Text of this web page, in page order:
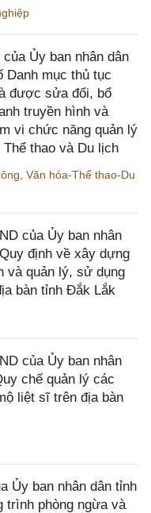
Ủy ban nhân dân
Danh mục thủ tục
được sửa đổi, bổ
truyền hình và
vi chức năng quản lý
thao và Du lịch
Văn hóa-Thể thao-Du
của Ủy ban nhân
định về xây dựng
và quản lý, sử dụng
bàn tỉnh Đắk Lắk
của Ủy ban nhân
chế quản lý các
liệt sĩ trên địa bàn
Ủy ban nhân dân tỉnh
trình phòng ngừa và